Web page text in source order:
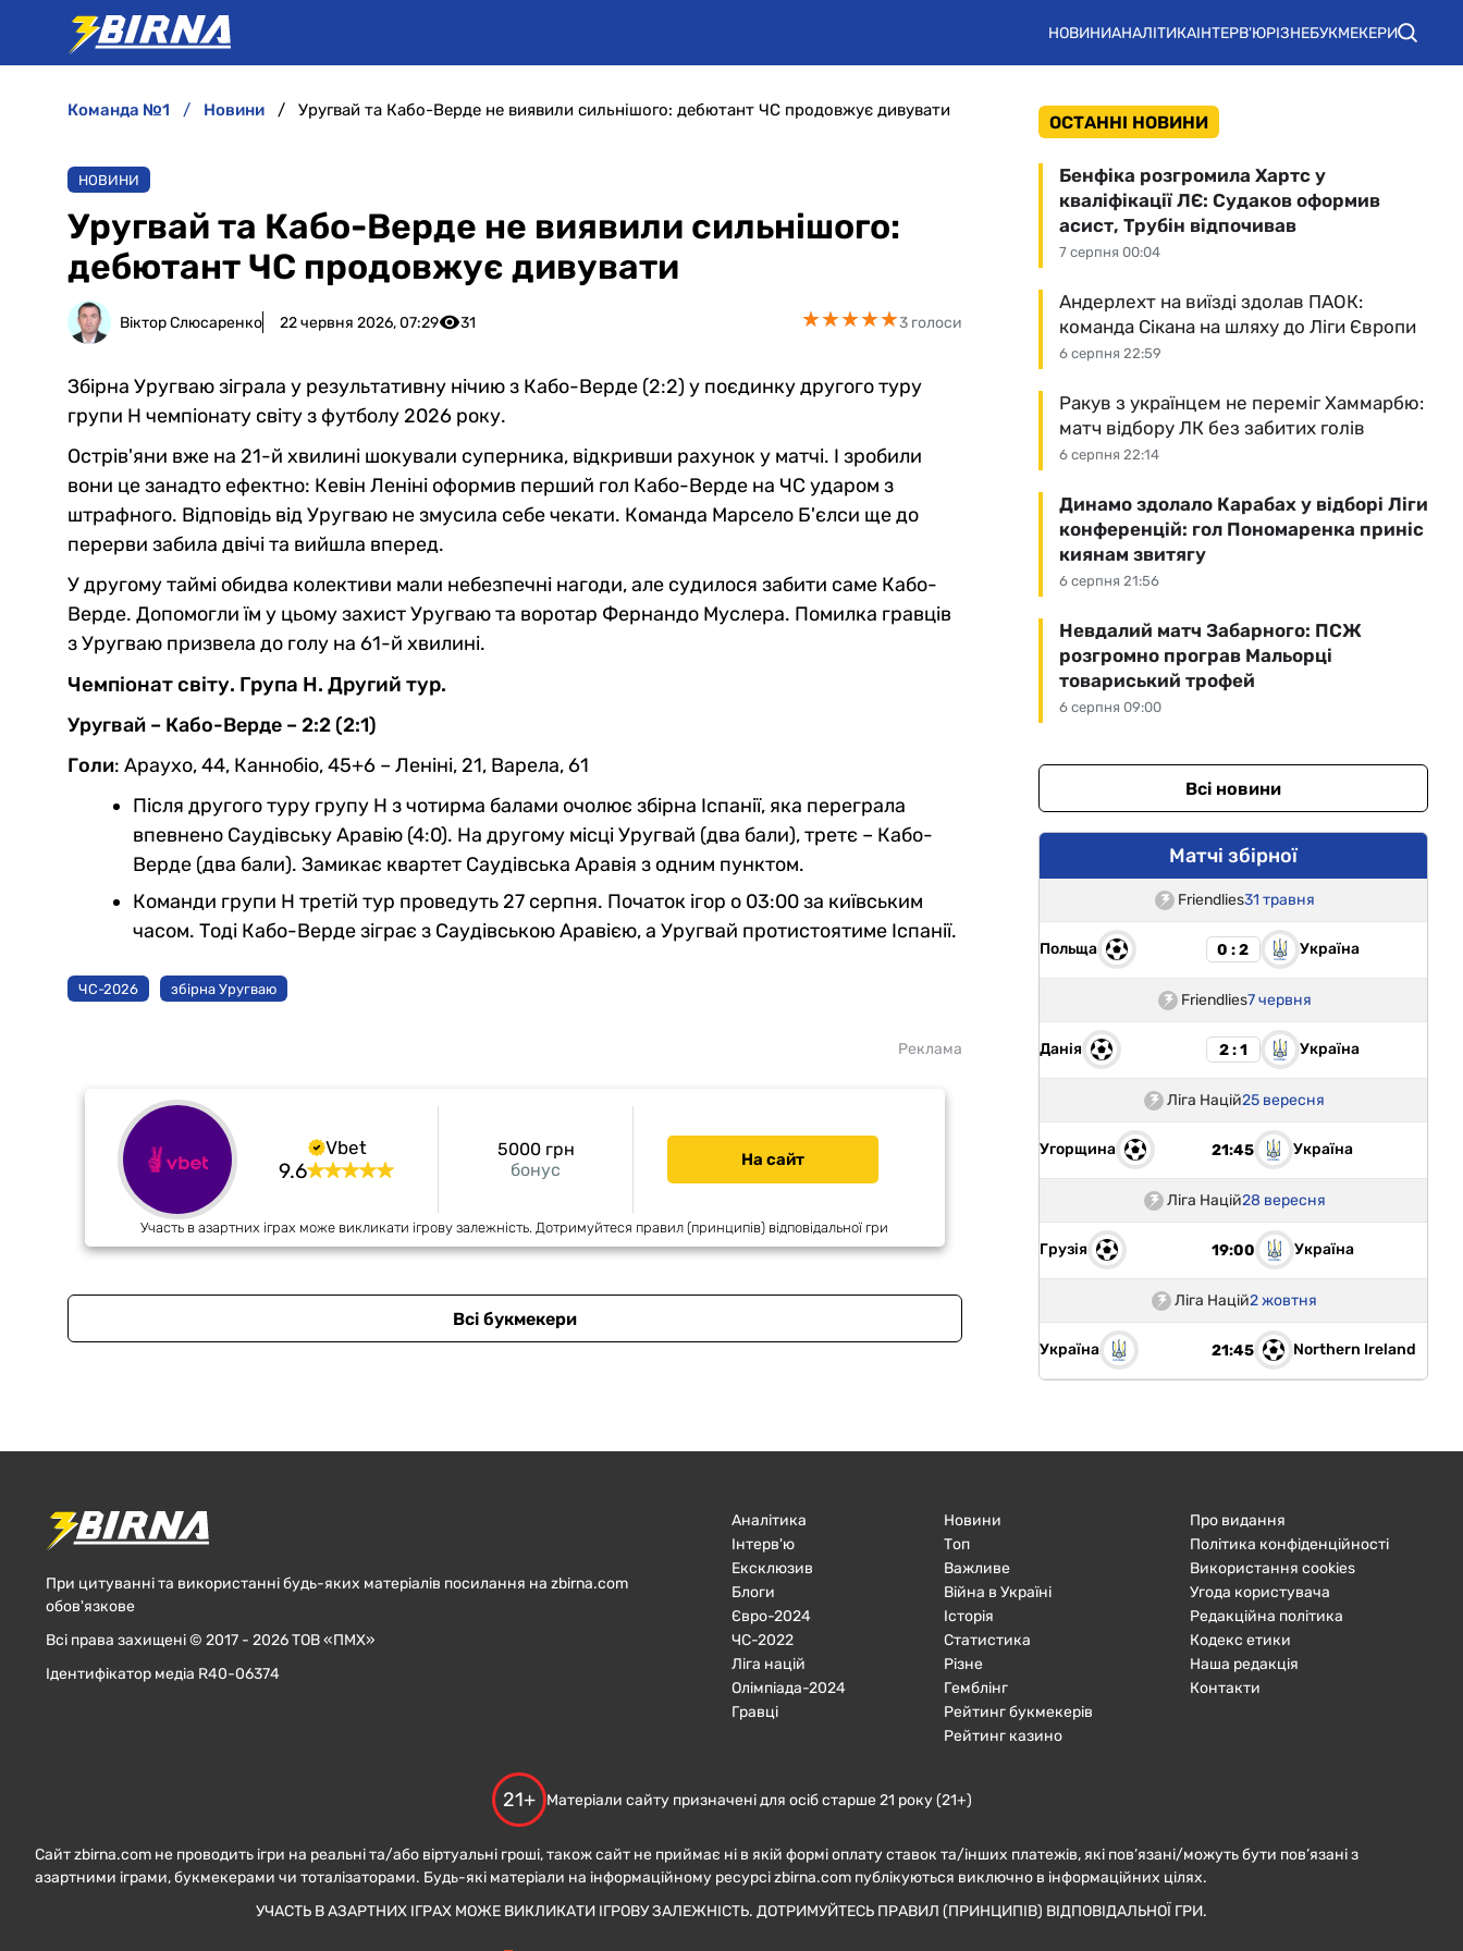
НОВИНИАНАЛІТИКАІНТЕРВ'ЮРІЗНЕБУКМЕКЕРИ
команда №1 новини Уругвай та Кабо-Верде не виявили сильнішого: дебютант ЧС продовжує дивувати
НОВИНИ
Уругвай та Кабо-Верде не виявили сильнішого:
дебютант ЧС продовжує дивувати
Віктор Слюсаренко 22 червня 2026, 07:29 31 ★★★★★
★★★★★3 голоси
Збірна Уругваю зіграла у результативну нічию з Кабо-Верде (2:2) у поєдинку другого туру
групи Н чемпіонату світу з футболу 2026 року.
Острів'яни вже на 21-й хвилині шокували суперника, відкривши рахунок у матчі. І зробили
вони це занадто ефектно: Кевін Леніні оформив перший гол Кабо-Верде на ЧС ударом з
штрафного. Відповідь від Уругваю не змусила себе чекати. Команда Марсело Б'єлси ще до
перерви забила двічі та вийшла вперед.
У другому таймі обидва колективи мали небезпечні нагоди, але судилося забити саме Кабо-
Верде. Допомогли їм у цьому захист Уругваю та воротар Фернандо Муслера. Помилка гравців
з Уругваю призвела до голу на 61-й хвилині.
Чемпіонат світу. Група Н. Другий тур.
Уругвай – Кабо-Верде – 2:2 (2:1)
Голи: Араухо, 44, Каннобіо, 45+6 – Леніні, 21, Варела, 61
Після другого туру групу Н з чотирма балами очолює збірна Іспанії, яка переграла
впевнено Саудівську Аравію (4:0). На другому місці Уругвай (два бали), третє – Кабо-
Верде (два бали). Замикає квартет Саудівська Аравія з одним пунктом.
Команди групи Н третій тур проведуть 27 серпня. Початок ігор о 03:00 за київським
часом. Тоді Кабо-Верде зіграє з Саудівською Аравією, а Уругвай протистоятиме Іспанії.
ЧС-2026 збірна Уругваю
Реклама
Vbet
9.6 бонус
5000 грн На сайт
Участь в азартних іграх може викликати ігрову залежність. Дотримуйтеся правил (принципів) відповідальної гри
Всі букмекери
ОСТАННІ НОВИНИ
7 серпня 00:04
Бенфіка розгромила Хартс у
кваліфікації ЛЄ: Судаков оформив
асист, Трубін відпочивав
6 серпня 22:59
Андерлехт на виїзді здолав ПАОК:
команда Сікана на шляху до Ліги Європи
6 серпня 22:14
Ракув з українцем не переміг Хаммарбю:
матч відбору ЛК без забитих голів
6 серпня 21:56
Динамо здолало Карабах у відборі Ліги
конференцій: гол Пономаренка приніс
киянам звитягу
6 серпня 09:00
Невдалий матч Забарного: ПСЖ
розгромно програв Мальорці
товариський трофей
Всі новини
Матчі збірної
Friendlies31 травня
Польща 0 : 2 Україна
Friendlies7 червня
Данія 2 : 1 Україна
Ліга Націй25 вересня
Угорщина 21:45 Україна
Ліга Націй28 вересня
Грузія 19:00 Україна
Ліга Націй2 жовтня
Україна 21:45 Northern Ireland
При цитуванні та використанні будь-яких матеріалів посилання на zbirna.com
обов'язкове
Всі права захищені © 2017 - 2026 ТОВ «ПМХ»
Ідентифікатор медіа R40-06374
Аналітика
Інтерв'ю
Ексклюзив
Блоги
Євро-2024
ЧC-2022
Ліга націй
Олімпіада-2024
Гравці
Новини
Топ
Важливе
Війна в Україні
Історія
Статистика
Різне
Гемблінг
Рейтинг букмекерів
Рейтинг казино
Про видання
Політика конфіденційності
Використання cookies
Угода користувача
Редакційна політика
Кодекс етики
Наша редакція
Контакти
21+ Матеріали сайту призначені для осіб старше 21 року (21+)
Сайт zbirna.com не проводить ігри на реальні та/або віртуальні гроші, також сайт не приймає ні в якій формі оплату ставок та/інших платежів, які пов’язані/можуть бути пов’язані з
азартними іграми, букмекерами чи тоталізаторами. Будь-які матеріали на інформаційному ресурсі zbirna.com публікуються виключно в інформаційних цілях.
УЧАСТЬ В АЗАРТНИХ ІГРАХ МОЖЕ ВИКЛИКАТИ ІГРОВУ ЗАЛЕЖНІСТЬ. ДОТРИМУЙТЕСЬ ПРАВИЛ (ПРИНЦИПІВ) ВІДПОВІДАЛЬНОЇ ГРИ.